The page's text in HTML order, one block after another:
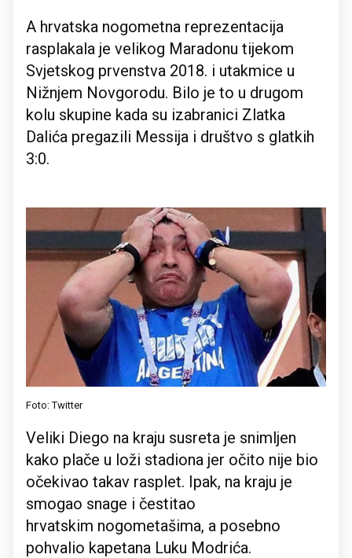
A hrvatska nogometna reprezentacija
rasplakala je velikog Maradonu tijekom
Svjetskog prvenstva 2018. i utakmice u
Nižnjem Novgorodu. Bilo je to u drugom
kolu skupine kada su izabranici Zlatka
Dalića pregazili Messija i društvo s glatkih
3:0.
Foto: Twitter
Veliki Diego na kraju susreta je snimljen
kako plače u loži stadiona jer očito nije bio
očekivao takav rasplet. Ipak, na kraju je
smogao snage i čestitao
hrvatskim nogometašima, a posebno
pohvalio kapetana Luku Modrića.